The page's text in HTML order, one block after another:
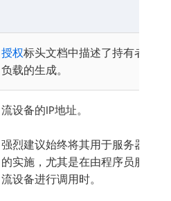
授权标头文档中描述了持有者令牌
负载的生成。
流设备的IP地址。
强烈建议始终将其用于服务器到服
的实施，尤其是在由程序员服务而
流设备进行调用时。